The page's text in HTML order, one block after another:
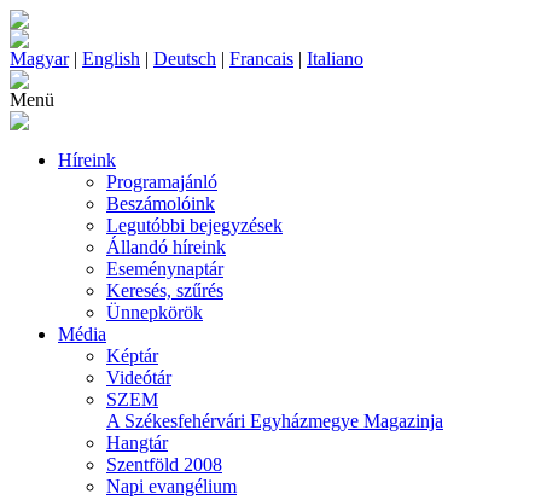
Magyar| English | Deutsch | Francais | Italiano
Menü
Híreink
Programajánló
Beszámolóink
Legutóbbi bejegyzések
Állandó híreink
Eseménynaptár
Keresés, szűrés
Ünnepkörök
Média
Képtár
Videótár
SZEM
A Székesfehérvári Egyházmegye Magazinja
Hangtár
Szentföld 2008
Napi evangélium